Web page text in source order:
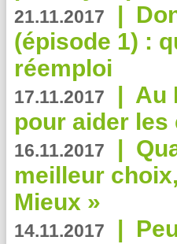
21.11.2017 |
(épisode 1) :
réemploi
17.11.2017 | Au
pour aider
16.11.2017 |
meilleur
Mieux »
14.11.2017 |